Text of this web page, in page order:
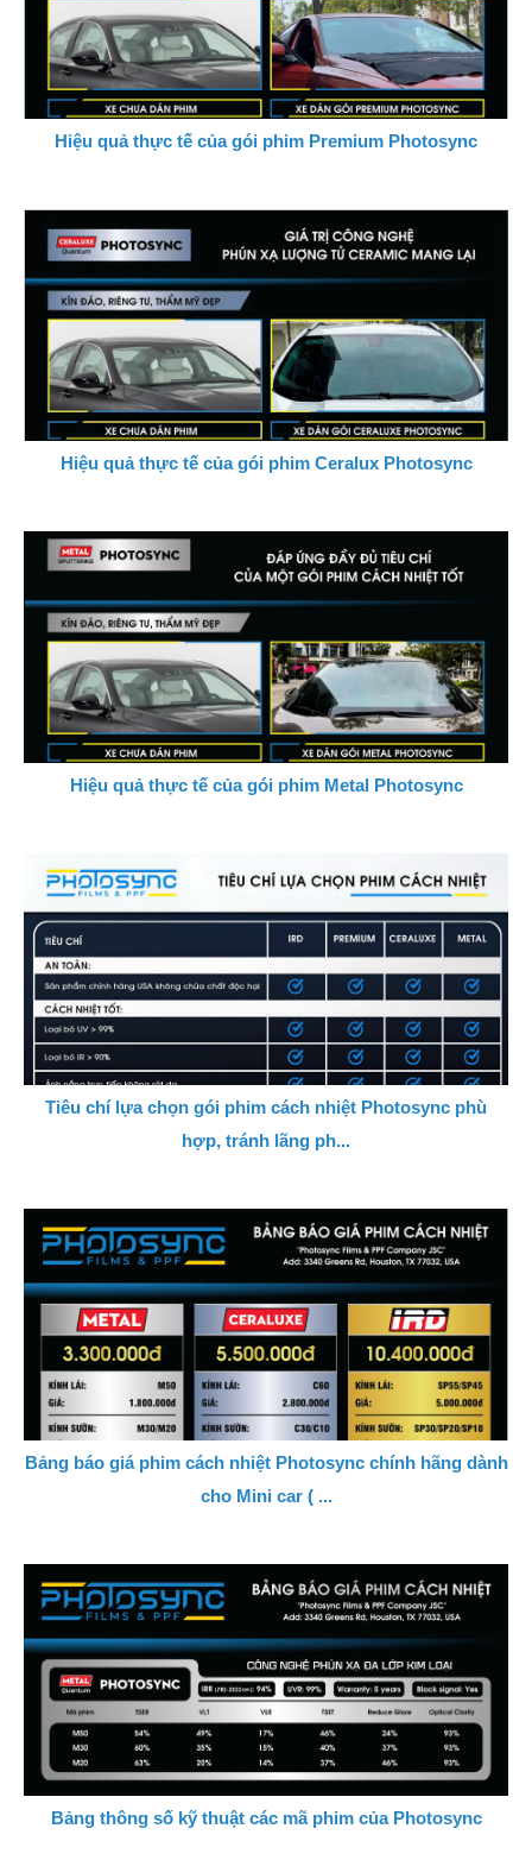
Hiệu quả thực tế của gói phim Premium Photosync
Hiệu quả thực tế của gói phim Ceralux Photosync
Hiệu quả thực tế của gói phim Metal Photosync
Tiêu chí lựa chọn gói phim cách nhiệt Photosync phù
hợp, tránh lãng ph...
Bảng báo giá phim cách nhiệt Photosync chính hãng dành
cho Mini car ( ...
Bảng thông số kỹ thuật các mã phim của Photosync